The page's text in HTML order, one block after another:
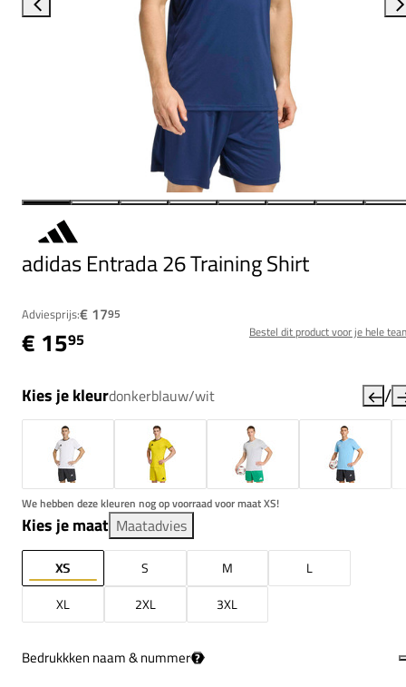
adidas Entrada 26 Training Shirt
Adviesprijs:€ 1795
€ 1595 Bestel dit product voor je hele
Kies je kleurdonkerblauw/wit /
We hebben deze kleuren nog op voorraad voor maat XS!
Kies je maat Maatadvies
XS S M
L
XL
2XL 3XL
Bedrukkken naam & nummer ?